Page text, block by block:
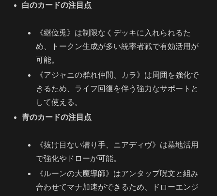
白のカードの注目点
《継位兎》は制限なくデッキに入れられるた
め、トークン生成が多い統率者戦で有効活用が
可能。
《アジャニの群れ仲間、カラ》は周囲を強化で
きるため、ライフ回復を伴う強力なサポートと
して使える。
青のカードの注目点
《抜け目ない潜り手、ニアディヴ》は墓地活用
で強化やドローが可能。
《ルーンの大魔導師》はアンタップ呪文と組み
合わせてマナ加速ができるため、ドローエンジ